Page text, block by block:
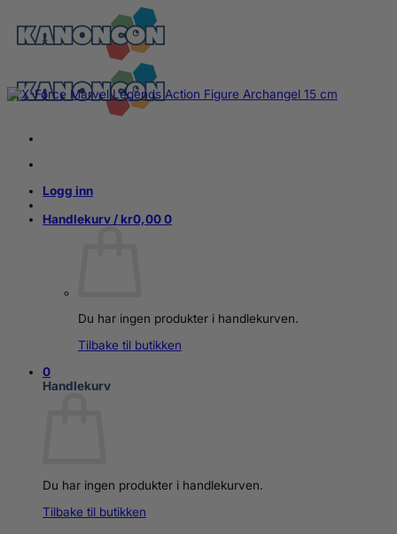
content
Logg inn
Handlekurv / kr0,000
Du har ingen produkter i handlekurven.
Tilbake til butikken
0
Handlekurv
Du har ingen produkter i handlekurven.
Tilbake til butikken